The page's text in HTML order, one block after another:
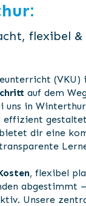
flexibel
(VKU)
auf dem Weg
uns in
effizient
dir eine
, flexibel
abgestimmt
Unsere